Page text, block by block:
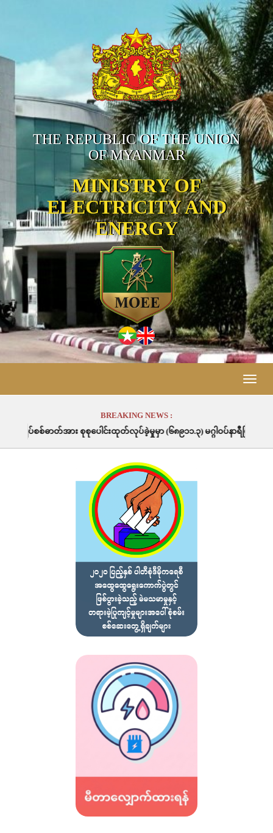
THE REPUBLIC OF THE UNION
OF MYANMAR
MINISTRY OF
ELECTRICITY AND
ENERGY
Toggle
BREAKING NEWS :
ေါင်းထုတ်လုပ်ခဲ့မှုမှာ (၆၈၉၁၁.၃) မဂ္ဂါဝပ်နာရီဖြစ်ပါသည်။